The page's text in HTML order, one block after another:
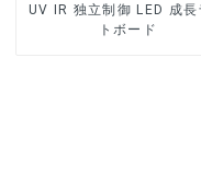
UV IR 独立制御 LED 成長
トボード